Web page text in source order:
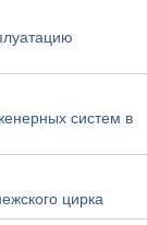
систем в
цирка